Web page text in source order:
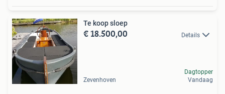
Te koop sloep
€ 18.500,00 Details
Zevenhoven
Dagtopper
Vandaag